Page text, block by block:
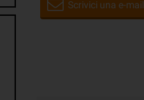
Scrivici una e-mail